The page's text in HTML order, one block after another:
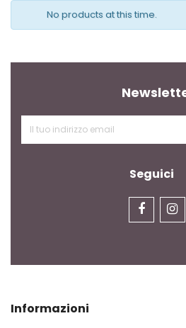
No products at this time.
Seguici
Informazioni